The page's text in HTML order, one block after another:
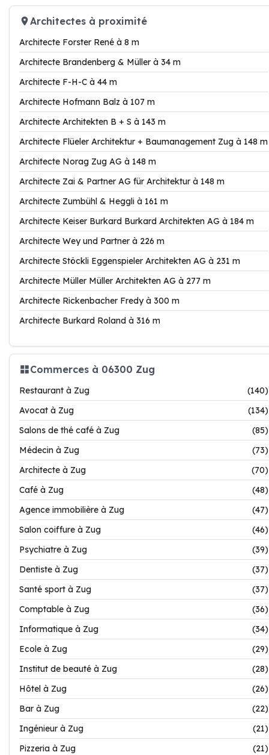
Architectes à proximité
Architecte Forster René à 8 m
Architecte Brandenberg & Müller à 34 m
Architecte F-H-C à 44 m
Architecte Hofmann Balz à 107 m
Architecte Architekten B + S à 143 m
Architecte Flüeler Architektur + Baumanagement Zug à 148 m
Architecte Norag Zug AG à 148 m
Architecte Zai & Partner AG für Architektur à 148 m
Architecte Zumbühl & Heggli à 161 m
Architecte Keiser Burkard Burkard Architekten AG à 184 m
Architecte Wey und Partner à 226 m
Architecte Stöckli Eggenspieler Architekten AG à 231 m
Architecte Müller Müller Architekten AG à 277 m
Architecte Rickenbacher Fredy à 300 m
Architecte Burkard Roland à 316 m
Commerces à 06300 Zug
Restaurant à Zug
(140)
Avocat à Zug
(134)
Salons de thé café à Zug
(85)
Médecin à Zug
(73)
Architecte à Zug
(70)
Café à Zug
(48)
Agence immobilière à Zug
(47)
Salon coiffure à Zug
(46)
Psychiatre à Zug
(39)
Dentiste à Zug
(37)
Santé sport à Zug
(37)
Comptable à Zug
(36)
Informatique à Zug
(34)
Ecole à Zug
(29)
Institut de beauté à Zug
(28)
Hôtel à Zug
(26)
Bar à Zug
(22)
Ingénieur à Zug
(21)
Pizzeria à Zug
(21)